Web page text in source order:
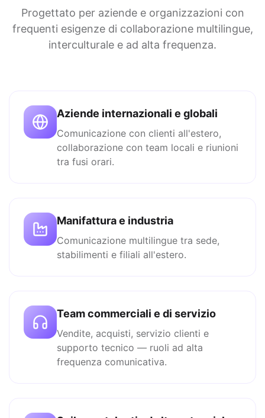
Progettato per aziende e organizzazioni con
frequenti esigenze di collaborazione multilingue,
interculturale e ad alta frequenza.
Aziende internazionali e globali
Comunicazione con clienti all'estero,
collaborazione con team locali e riunioni
tra fusi orari.
Manifattura e industria
Comunicazione multilingue tra sede,
stabilimenti e filiali all'estero.
Team commerciali e di servizio
Vendite, acquisti, servizio clienti e
supporto tecnico — ruoli ad alta
frequenza comunicativa.